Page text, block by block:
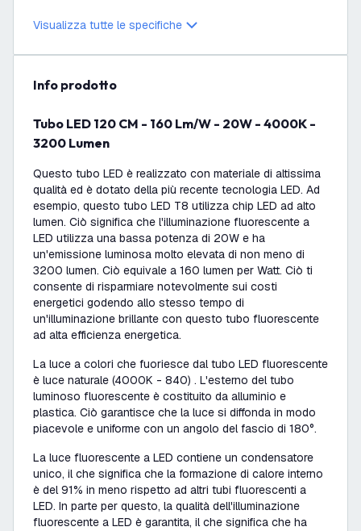
Visualizza tutte le specifiche
info prodotto
Tubo LED 120 CM - 160 Lm/W - 20W - 4000K -
3200 Lumen
Questo tubo LED è realizzato con materiale di altissima
qualità ed è dotato della più recente tecnologia LED. Ad
esempio, questo tubo LED T8 utilizza chip LED ad alto
lumen. Ciò significa che l'illuminazione fluorescente a
LED utilizza una bassa potenza di 20W e ha
un'emissione luminosa molto elevata di non meno di
3200 lumen. Ciò equivale a 160 lumen per Watt. Ciò ti
consente di risparmiare notevolmente sui costi
energetici godendo allo stesso tempo di
un'illuminazione brillante con questo tubo fluorescente
ad alta efficienza energetica.
La luce a colori che fuoriesce dal tubo LED fluorescente
è luce naturale (4000K - 840) . L'esterno del tubo
luminoso fluorescente è costituito da alluminio e
plastica. Ciò garantisce che la luce si diffonda in modo
piacevole e uniforme con un angolo del fascio di 180°.
La luce fluorescente a LED contiene un condensatore
unico, il che significa che la formazione di calore interno
è del 91% in meno rispetto ad altri tubi fluorescenti a
LED. In parte per questo, la qualità dell'illuminazione
fluorescente a LED è garantita, il che significa che ha